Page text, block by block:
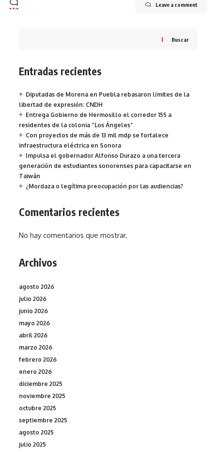
Leave a comment
Buscar
Entradas recientes
Diputadas de Morena en Puebla rebasaron límites de la
libertad de expresión: CNDH
Entrega Gobierno de Hermosillo el corredor 155 a
residentes de la colonia “Los Ángeles”
Con proyectos de más de 13 mil mdp se fortalece
infraestructura eléctrica en Sonora
Impulsa el gobernador Alfonso Durazo a una tercera
generación de estudiantes sonorenses para capacitarse en
Taiwán
¿Mordaza o legítima preocupación por las audiencias?
Comentarios recientes
No hay comentarios que mostrar.
Archivos
agosto 2026
julio 2026
junio 2026
mayo 2026
abril 2026
marzo 2026
febrero 2026
enero 2026
diciembre 2025
noviembre 2025
octubre 2025
septiembre 2025
agosto 2025
julio 2025